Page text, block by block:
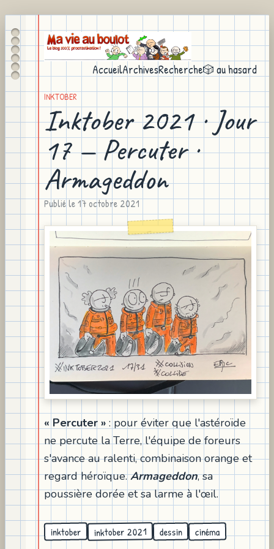
AccueilArchivesRecherche🎲 au hasard
INKTOBER
Inktober 2021 · Jour
17 — Percuter ·
Armageddon
Publié le17 octobre 2021
« Percuter » : pour éviter que l'astéroïde
ne percute la Terre, l'équipe de foreurs
s'avance au ralenti, combinaison orange et
regard héroïque.Armageddon, sa
poussière dorée et sa larme à l'œil.
inktober inktober 2021 dessin cinéma